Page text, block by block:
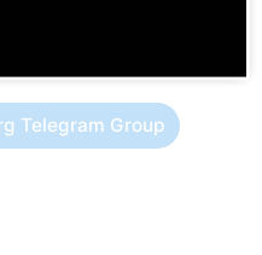
Telegram Group